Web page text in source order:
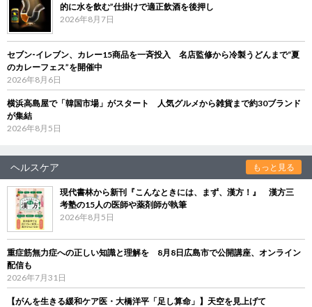
的に水を飲む”仕掛けで適正飲酒を後押し
2026年8月7日
セブン‐イレブン、カレー15商品を一斉投入 名店監修から冷製うどんまで“夏
のカレーフェス”を開催中
2026年8月6日
横浜高島屋で「韓国市場」がスタート 人気グルメから雑貨まで約30ブランド
が集結
2026年8月5日
ヘルスケア もっと見る
現代書林から新刊『こんなときには、まず、漢方！』 漢方三
考塾の15人の医師や薬剤師が執筆
2026年8月5日
重症筋無力症への正しい知識と理解を 8月8日広島市で公開講座、オンライン
配信も
2026年7月31日
【がんを生きる緩和ケア医・大橋洋平「足し算命」】天空を見上げて